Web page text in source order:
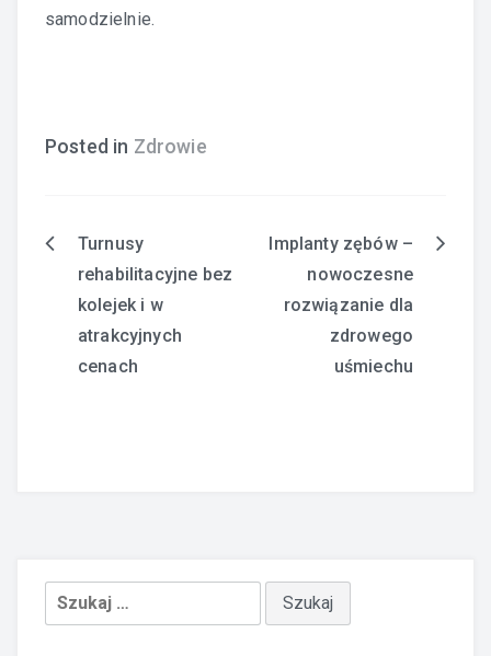
samodzielnie.
Posted in Zdrowie
Nawigacja
wpisu
Turnusy
rehabilitacyjne bez
kolejek i w
atrakcyjnych
cenach
Implanty zębów –
nowoczesne
rozwiązanie dla
zdrowego
uśmiechu
Szukaj: